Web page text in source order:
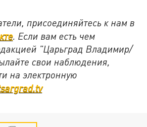
присоединяйтесь к нам в
. Если вам есть чем
"Царьград Владимир/
свои наблюдения,
на электронную